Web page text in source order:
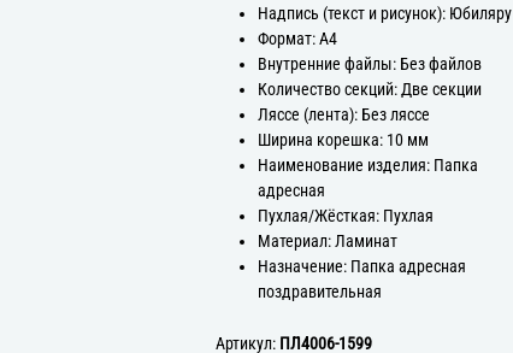
Надпись (текст и рисунок): Юбиляру
Формат: А4
Внутренние файлы: Без файлов
Количество секций: Две секции
Ляссе (лента): Без ляссе
Ширина корешка: 10 мм
Наименование изделия: Папка
адресная
Пухлая/Жёсткая: Пухлая
Материал: Ламинат
Назначение: Папка адресная
поздравительная
Артикул: ПЛ4006-1599